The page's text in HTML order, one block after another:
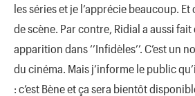
les séries et je l’apprécie beaucoup. Et
de scène. Par contre, Ridial a aussi
apparition dans ‘’Infidèles’’. C’est un
du cinéma. Mais j’informe le public
: c’est Bène et ça sera bientôt